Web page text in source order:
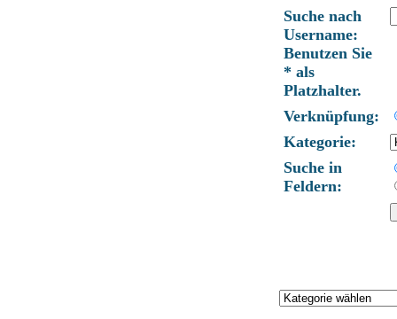
Suche nach
Username:
Benutzen Sie
* als
Platzhalter.
Verknüpfung:
Kategorie:
Suche in
Feldern: